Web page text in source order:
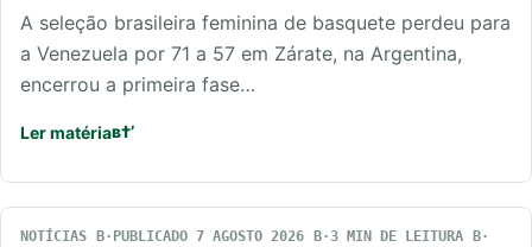
A seleção brasileira feminina de basquete perdeu para
a Venezuela por 71 a 57 em Zárate, na Argentina,
encerrou a primeira fase…
Ler matéria
NOTÍCIAS PUBLICADO 7 AGOSTO 2026 3 MIN DE LEITURA